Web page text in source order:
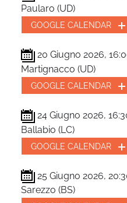
Paularo (UD)
GOOGLE CALENDAR
20 Giugno 2026,
Martignacco (UD)
GOOGLE CALENDAR
24 Giugno 2026,
Ballabio (LC)
GOOGLE CALENDAR
25 Giugno 2026,
Sarezzo (BS)